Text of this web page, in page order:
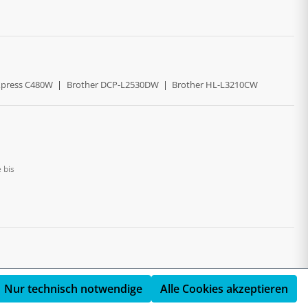
C480W | Brother DCP-L2530DW | Brother HL-L3210CW
bis
Nur technisch notwendige Alle Cookies akzeptieren